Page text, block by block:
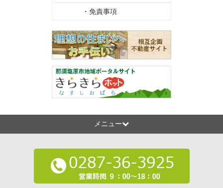
・免責事項
メニュー